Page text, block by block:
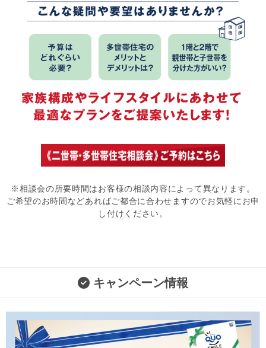
※相談会の所要時間はお客様の相談内容によって異なります。
ご希望のお時間などあればご都合に合わせますのでお気軽にお申
し付けください。
キャンペーン情報